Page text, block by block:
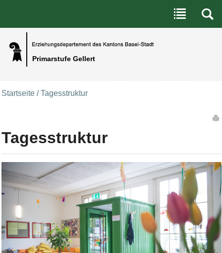
Primarstufe Gellert
Benutzerspezifische Werkzeuge
Direkt zum Inhalt|Direkt zur Navigation
Startseite /Tagesstruktur
Tagesstruktur